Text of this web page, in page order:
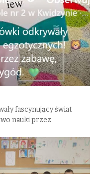
fascynujący świat
nauki przez